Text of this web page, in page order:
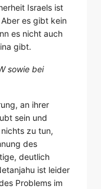
Israels ist
es gibt kein
es nicht auch
gibt.
sowie bei
an ihrer
sein und
zu tun,
des
deutlich
ist leider
Problems im